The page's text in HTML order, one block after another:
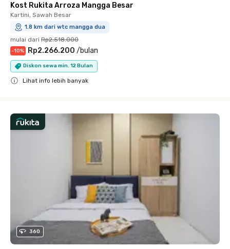
Kost Rukita Arroza Mangga Besar
Kartini, Sawah Besar
1.8 km dari wtc mangga dua
mulai dari Rp2.518.000
-10% Rp2.266.200 /bulan
Diskon sewa min. 12 Bulan
Lihat info lebih banyak
360